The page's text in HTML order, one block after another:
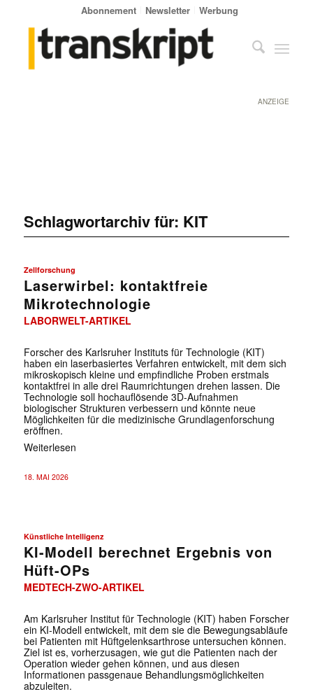
Abonnement Newsletter Werbung
ANZEIGE
Schlagwortarchiv für: KIT
Zellforschung
Laserwirbel: kontaktfreie
Mikrotechnologie
LABORWELT-ARTIKEL
Forscher des Karlsruher Instituts für Technologie (KIT)
haben ein laserbasiertes Verfahren entwickelt, mit dem sich
mikroskopisch kleine und empfindliche Proben erstmals
kontaktfrei in alle drei Raumrichtungen drehen lassen. Die
Technologie soll hochauflösende 3D-Aufnahmen
biologischer Strukturen verbessern und könnte neue
Möglichkeiten für die medizinische Grundlagenforschung
eröffnen.
Weiterlesen
18. MAI 2026
Künstliche Intelligenz
KI-Modell berechnet Ergebnis von
Hüft-OPs
MEDTECH-ZWO-ARTIKEL
Am Karlsruher Institut für Technologie (KIT) haben Forscher
ein KI-Modell entwickelt, mit dem sie die Bewegungsabläufe
bei Patienten mit Hüftgelenksarthrose untersuchen können.
Ziel ist es, vorherzusagen, wie gut die Patienten nach der
Operation wieder gehen können, und aus diesen
Informationen passgenaue Behandlungsmöglichkeiten
abzuleiten.